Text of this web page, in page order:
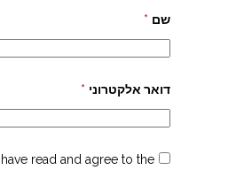
שם *
דואר אלקטרוני *
I have read and agree to the